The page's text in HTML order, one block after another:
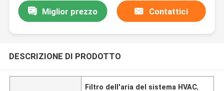
Miglior prezzo Contattici
DESCRIZIONE DI PRODOTTO
Filtro dell'aria del sistema HVAC,